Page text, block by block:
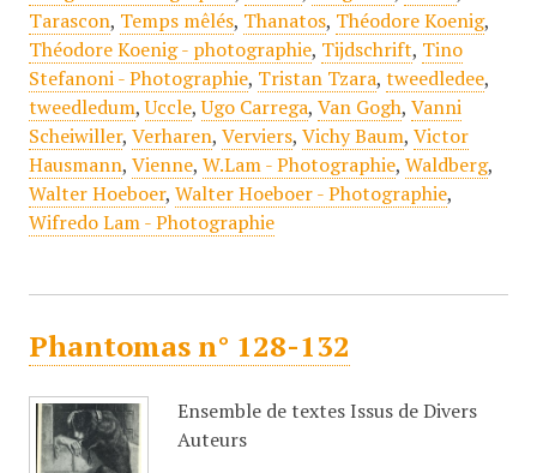
Tarascon, Temps mêlés, Thanatos, Théodore Koenig,
Théodore Koenig - photographie, Tijdschrift, Tino
Stefanoni - Photographie, Tristan Tzara, tweedledee,
tweedledum,Uccle,Ugo Carrega, Van Gogh, Vanni
Scheiwiller, Verharen, Verviers, Vichy Baum, Victor
Hausmann, Vienne, W.Lam - Photographie, Waldberg,
Walter Hoeboer, Walter Hoeboer - Photographie,
Wifredo Lam - Photographie
Phantomas n° 128-132
Ensemble de textes Issus de Divers
Auteurs